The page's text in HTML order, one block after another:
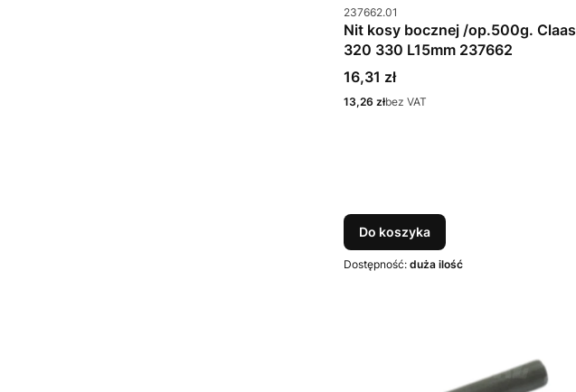
Kod produktu
237662.01
Nit kosy bocznej /op.500g. Claas
320 330 L15mm 237662
Cena
16,31 zł
Cena
13,26 złbez VAT
Do koszyka
Dostępność: duża ilość